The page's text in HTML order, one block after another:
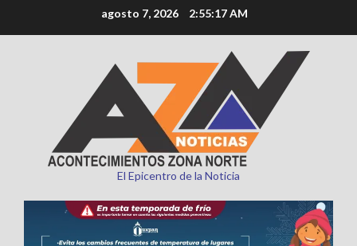
al
agosto 7, 2026 2:55:19 AM
El Epicentro de la Noticia